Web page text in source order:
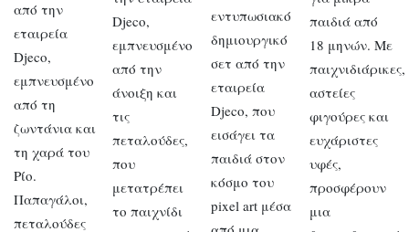
από την
εταιρεία
Djeco,
εμπνευσμένο
από τη
ζωντάνια και
τη χαρά του
Ρίο.
Παπαγάλοι,
πεταλούδες
Djeco,
εμπνευσμένο
από την
άνοιξη και
τις
πεταλούδες,
που
μετατρέπει
το παιχνίδι
εντυπωσιακό
δημιουργικό
σετ από την
εταιρεία
Djeco, που
εισάγει τα
παιδιά στον
κόσμο του
pixel art μέσα
παιδιά από
18 μηνών. Με
παιχνιδιάρικες,
αστείες
φιγούρες και
ευχάριστες
υφές,
προσφέρουν
μια